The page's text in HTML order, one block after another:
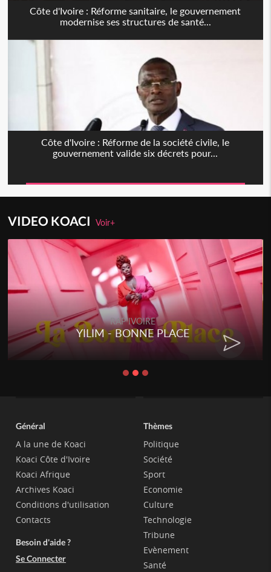
Côte d'Ivoire : Réforme sanitaire, le gouvernement
modernise ses structures de santé...
Côte d'Ivoire : Réforme de la société civile, le
gouvernement valide six décrets pour...
VIDEO KOACIVoir+
RAP IVOIRE
YILIM - BONNE PLACE
Général
A la une de Koaci
Koaci Côte d'Ivoire
Koaci Afrique
Archives Koaci
Conditions d'utilisation
Contacts
Besoin d'aide ?
Se Connecter
Thèmes
Politique
Société
Sport
Economie
Culture
Technologie
Tribune
Evènement
Santé